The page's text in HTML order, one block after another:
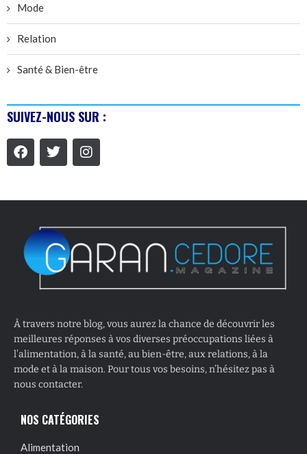
Mode
Relation
Santé & Bien-être
SUIVEZ-NOUS SUR :
À travers notre blog, vous aurez la chance de découvrir les
meilleures réponses à vos diverses préoccupations liées à
l’alimentation, à la santé, au bien-être, aux relations, à la
mode et à la maison. Pour tous vos besoins, n’hésitez pas à
nous contacter.
NOS CATÉGORIES
Alimentation